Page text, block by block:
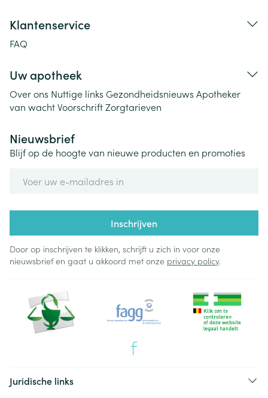
Klantenservice
FAQ
Uw apotheek
Over ons Nuttige links Gezondheidsnieuws Apotheker
van wachtVoorschriftZorgtarieven
Nieuwsbrief
Blijf op de hoogte van nieuwe producten en promoties
Inschrijven
Door op inschrijven te klikken, schrijft u zich in voor onze
nieuwsbrief en gaat u akkoord met onze privacy policy.
Juridische links